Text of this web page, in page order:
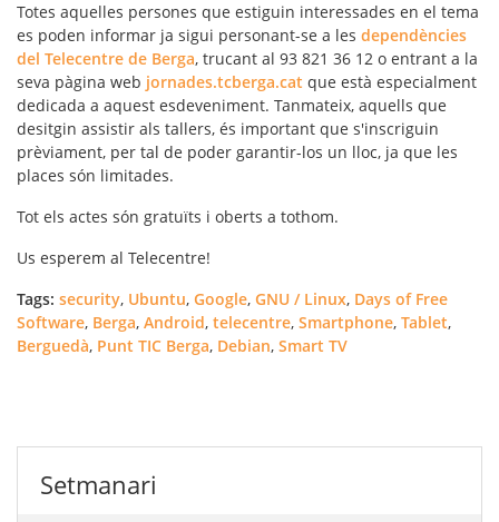
Totes aquelles persones que estiguin interessades en el tema
es poden informar ja sigui personant-se a les dependències
del Telecentre de Berga, trucant al 93 821 36 12 o entrant a la
seva pàgina web jornades.tcberga.cat que està especialment
dedicada a aquest esdeveniment. Tanmateix, aquells que
desitgin assistir als tallers, és important que s'inscriguin
prèviament, per tal de poder garantir-los un lloc, ja que les
places són limitades.
Tot els actes són gratuïts i oberts a tothom.
Us esperem al Telecentre!
Tags: security, Ubuntu, Google, GNU / Linux, Days of Free
Software, Berga, Android, telecentre, Smartphone, Tablet,
Berguedà, Punt TIC Berga, Debian, Smart TV
Setmanari